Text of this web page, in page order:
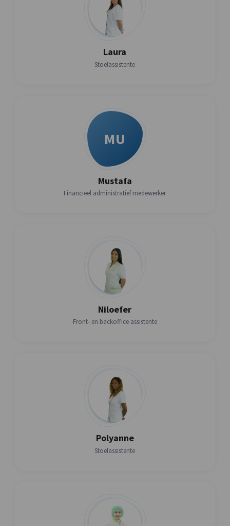
Laura
Stoelassistente
MU
Mustafa
Financieel administratief medewerker
Niloefer
Front- en backoffice assistente
Polyanne
Stoelassistente